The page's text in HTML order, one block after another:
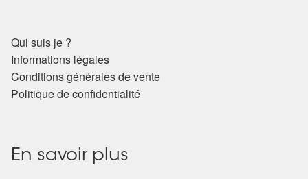
Protection énergétique : Trouvez votre bouclier
intérieur
Test — Quelle Gardienne ?
Qui suis je ?
Informations légales
Conditions générales de vente
Politique de confidentialité
En savoir plus